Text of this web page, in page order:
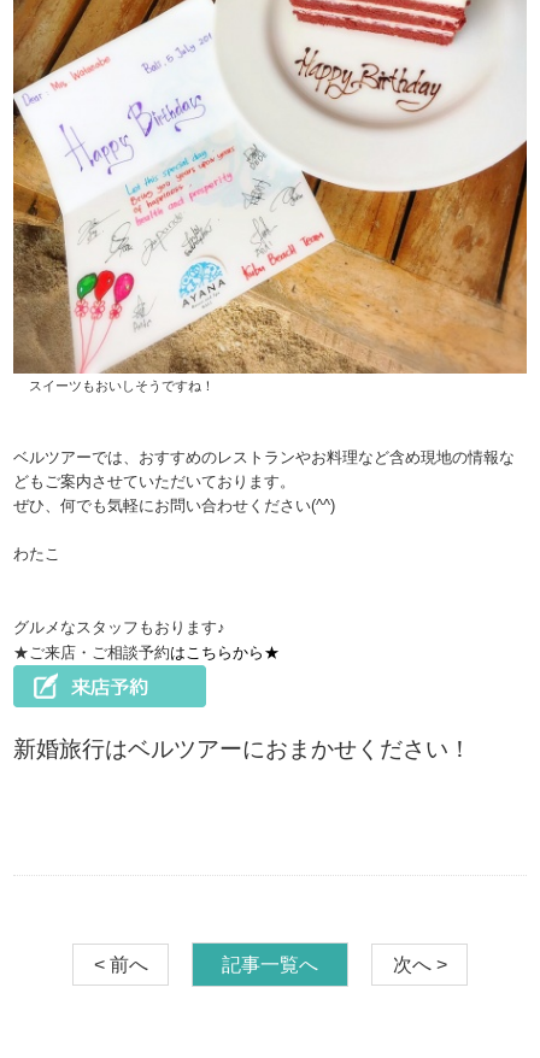
スイーツもおいしそうですね！
ベルツアーでは、おすすめのレストランやお料理など含め現地の情報な
どもご案内させていただいております。
ぜひ、何でも気軽にお問い合わせください(^^)
わたこ
グルメなスタッフもおります♪
★ご来店・ご相談予約はこちらから★
新婚旅行はベルツアーにおまかせください！
< 前へ 記事一覧へ 次へ >